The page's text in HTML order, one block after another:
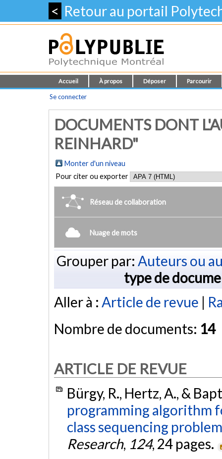
< Retour au portail
Accueil À propos Déposer Parcourir
Se connecter
DOCUMENTS DONT
REINHARD"
Monter d'un niveau
Pour citer ou exporter
Réseau de collaboration
Nuage de mots
Grouper par: Auteurs ou
type de
Aller à : Article de revue |
Nombre de documents: 14
ARTICLE DE REVUE
Bürgy, R., Hertz, A., &
programming algorithm
class sequencing
Research, 124, 24 pages.